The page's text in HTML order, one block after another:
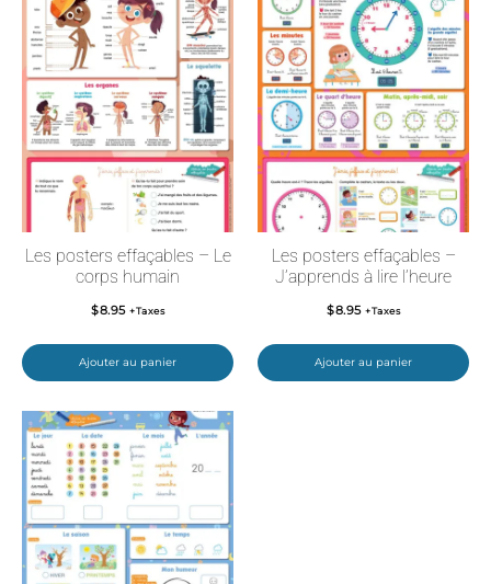
Les posters effaçables – Le
corps humain
$8.95 +Taxes
Ajouter au panier
Les posters effaçables –
J’apprends à lire l’heure
$8.95 +Taxes
Ajouter au panier